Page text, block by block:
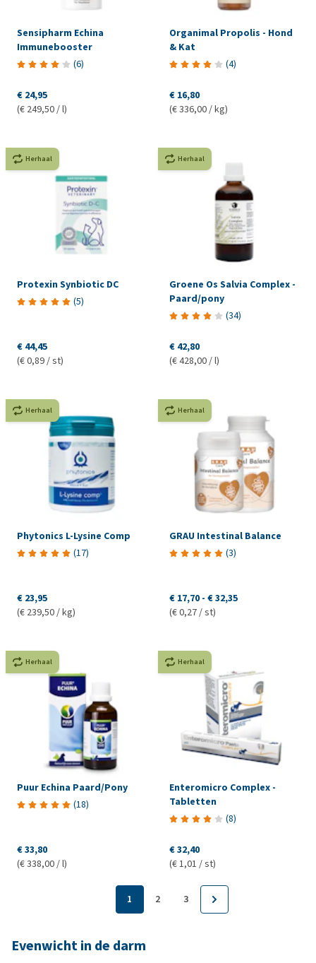
Sensipharm Echina
Immunebooster
(6)
€ 24,95
(€ 249,50 / l)
Organimal Propolis - Hond
& Kat
(4)
€ 16,80
(€ 336,00 / kg)
Herhaal
Protexin Synbiotic DC
(5)
€ 44,45
(€ 0,89 / st)
Herhaal
Groene Os Salvia Complex -
Paard/pony
(34)
€ 42,80
(€ 428,00 / l)
Herhaal
Phytonics L-Lysine Comp
(17)
€ 23,95
(€ 239,50 / kg)
Herhaal
GRAU Intestinal Balance
(3)
€ 17,70 - € 32,35
(€ 0,27 / st)
Herhaal
Puur Echina Paard/Pony
(18)
€ 33,80
(€ 338,00 / l)
Herhaal
Enteromicro Complex -
Tabletten
(8)
€ 32,40
(€ 1,01 / st)
1 2 3
Evenwicht in de darm